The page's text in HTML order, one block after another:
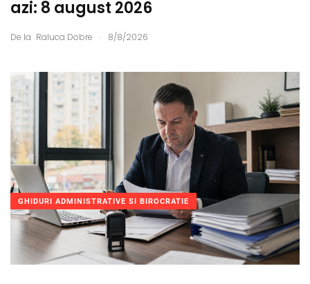
azi: 8 august 2026
De la Raluca Dobre . 8/8/2026
GHIDURI ADMINISTRATIVE SI BIROCRATIE